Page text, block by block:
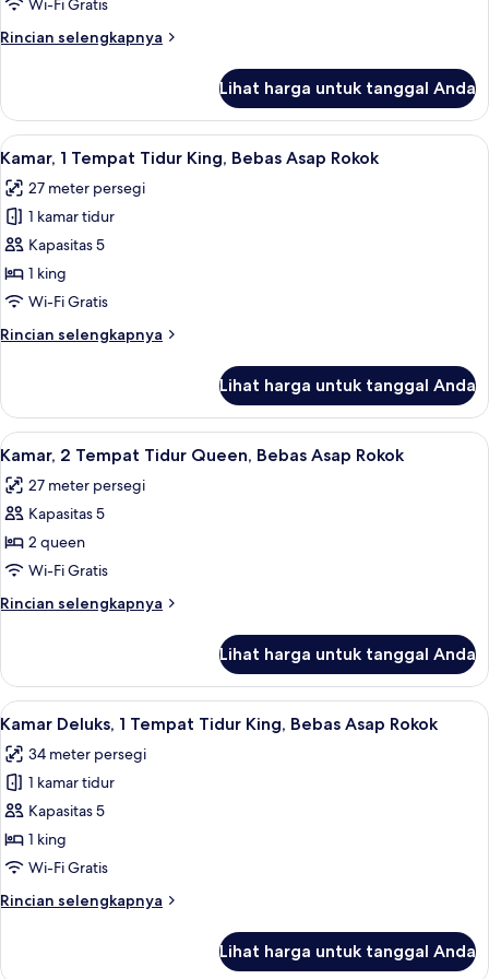
Wi-Fi Gratis
Rincian selengkapnya
Rincian
Kamar
Lihat harga untuk tanggal Anda
Lihat
semua
foto
untuk
Kamar,
1
Tempat
King,
Rokok
Kamar, 1 Tempat Tidur King, Bebas
5
Kamar, 1 Tempat Tidur King, Bebas Asap Rokok
27 meter persegi
1 kamar tidur
Kapasitas 5
1 king
Wi-Fi Gratis
Rincian selengkapnya
Rincian
Kamar,
Tempat
King,
Bebas
Rokok
Lihat harga untuk tanggal Anda
Lihat
semua
foto
untuk
Kamar,
2
Tempat
Tidur
Bebas
Asap
Rokok
Kamar, 2 Tempat Tidur Queen,
3
Kamar, 2 Tempat Tidur Queen, Bebas Asap Rokok
27 meter persegi
Kapasitas 5
2 queen
Wi-Fi Gratis
Rincian selengkapnya
Rincian
Kamar,
Tempat
Queen,
Bebas
Asap
Rokok
Lihat harga untuk tanggal Anda
Lihat
semua
foto
untuk
Kamar
Deluks,
1
Tidur
Seprai premium, meja kerja, tirai
4
Kamar Deluks, 1 Tempat Tidur King, Bebas Asap Rokok
34 meter persegi
1 kamar tidur
Kapasitas 5
1 king
Wi-Fi Gratis
Rincian selengkapnya
Rincian
Lihat harga untuk tanggal Anda